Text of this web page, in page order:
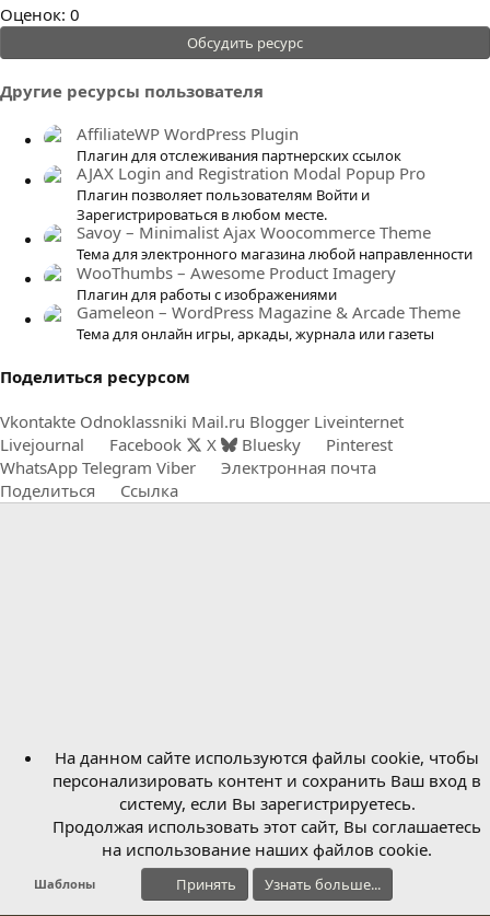
0
.
0
0
з
Оценок: 0
Обсудить ресурс
Другие ресурсы пользователя
AffiliateWP WordPress Plugin
Плагин для отслеживания партнерских ссылок
AJAX Login and Registration Modal Popup Pro
Плагин позволяет пользователям Войти и
Зарегистрироваться в любом месте.
Savoy – Minimalist Ajax Woocommerce Theme
Тема для электронного магазина любой направленности
WooThumbs – Awesome Product Imagery
Плагин для работы с изображениями
Gameleon – WordPress Magazine & Arcade Theme
Тема для онлайн игры, аркады, журнала или газеты
Поделиться ресурсом
Vkontakte Odnoklassniki Mail.ru Blogger Liveinternet
Livejournal
Facebook X Bluesky
Pinterest
WhatsApp Telegram Viber
Электронная почта
Поделиться
Ссылка
Шаблоны
На данном сайте используются файлы cookie, чтобы
персонализировать контент и сохранить Ваш вход в
систему, если Вы зарегистрируетесь.
Продолжая использовать этот сайт, Вы соглашаетесь
на использование наших файлов cookie.
Принять Узнать больше...